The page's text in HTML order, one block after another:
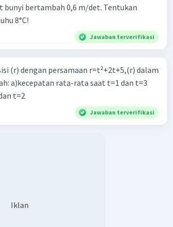
bunyi bertambah 0,6 m/det. Tentukan
8°C!
Jawaban terverifikasi
(r) dengan persamaan r=t²+2t+5,(r) dalam
a)kecepatan rata-rata saat t=1 dan t=3
t=2
Jawaban terverifikasi
Iklan